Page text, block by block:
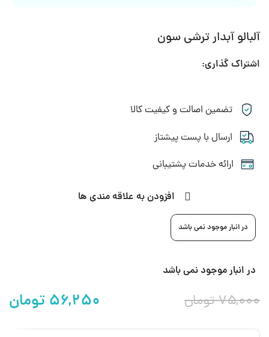
آلبالو آبدار ترشی سون
اشتراک گذاری:
تضمین اصالت و کیفیت کالا
ارسال با پست پیشتاز
ارائه خدمات پشتیبانی
افزودن به علاقه مندی ها
در انبار موجود نمی باشد
در انبار موجود نمی باشد
۷۵,۰۰۰تومان ۵۶,۲۵۰ تومان